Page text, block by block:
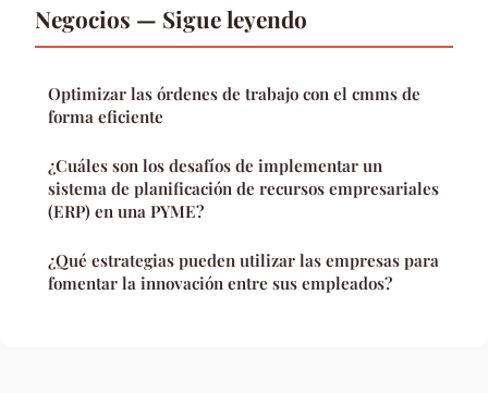
Negocios — Sigue leyendo
Optimizar las órdenes de trabajo con el cmms de
forma eficiente
¿Cuáles son los desafíos de implementar un
sistema de planificación de recursos empresariales
(ERP) en una PYME?
¿Qué estrategias pueden utilizar las empresas para
fomentar la innovación entre sus empleados?